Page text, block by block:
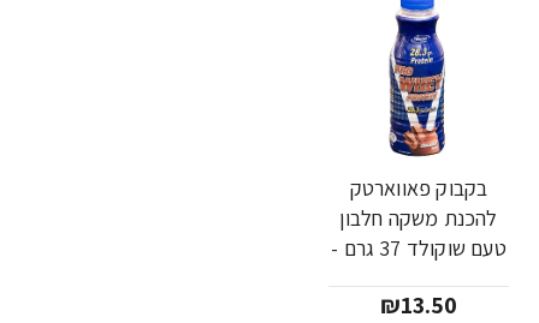
בקבוק פאווארטק
להכנת משקה חלבון
טעם שוקולד 37 גרם -
Nutrition
₪13.50